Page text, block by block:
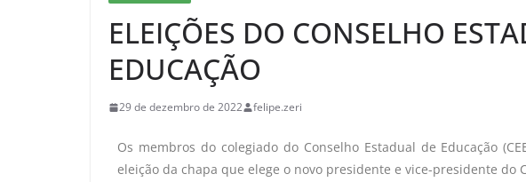
ELEIÇÕES DO CONSELHO
EDUCAÇÃO
29 de dezembro de 2022 felipe.zeri
Os membros do colegiado do Conselho Estadual de Educação
eleição da chapa que elege o novo presidente e vice-presidente do